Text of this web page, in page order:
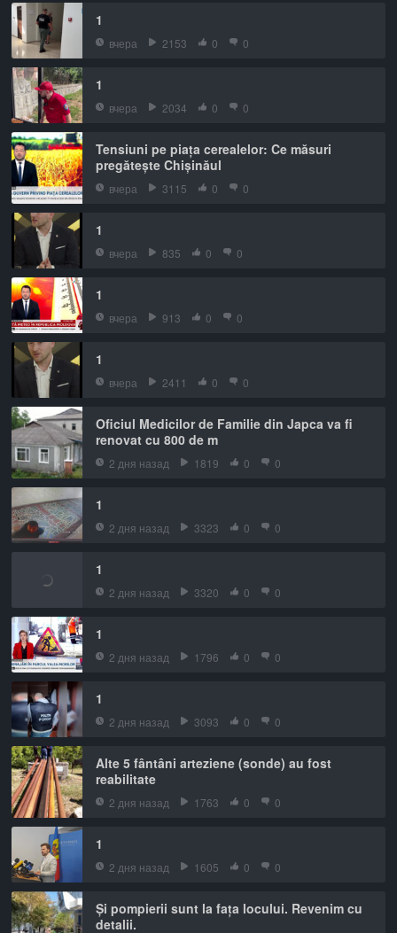
1
вчера 2153 0 0
1
вчера 2034 0 0
Tensiuni pe piața cerealelor: Ce măsuri
pregătește Chișinăul
вчера 3115 0 0
1
вчера 835 0 0
1
вчера 913 0 0
1
вчера 2411 0 0
Oficiul Medicilor de Familie din Japca va fi
renovat cu 800 de m
2 дня назад 1819 0 0
1
2 дня назад 3323 0 0
1
2 дня назад 3320 0 0
1
2 дня назад 1796 0 0
1
2 дня назад 3093 0 0
Alte 5 fântâni arteziene (sonde) au fost
reabilitate
2 дня назад 1763 0 0
1
2 дня назад 1605 0 0
Și pompierii sunt la fața locului. Revenim cu
detalii.